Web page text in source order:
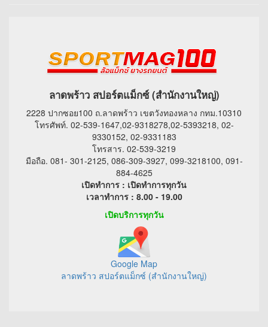
ลาดพร้าว สปอร์ตแม็กซ์ (สำนักงานใหญ่)
2228 ปากซอย100 ถ.ลาดพร้าว เขตวังทองหลาง กทม.10310
โทรศัพท์. 02-539-1647,02-9318278,02-5393218, 02-
9330152, 02-9331183
โทรสาร. 02-539-3219
มือถือ. 081- 301-2125, 086-309-3927, 099-3218100, 091-
884-4625
เปิดทำการ : เปิดทำการทุกวัน
เวลาทำการ : 8.00 - 19.00
เปิดบริการทุกวัน
Google Map
ลาดพร้าว สปอร์ตแม็กซ์ (สำนักงานใหญ่)